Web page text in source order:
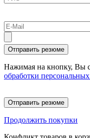
Отправить резюме
Нажимая на кнопку, Вы
обработки
Отправить резюме
Продолжить покупки